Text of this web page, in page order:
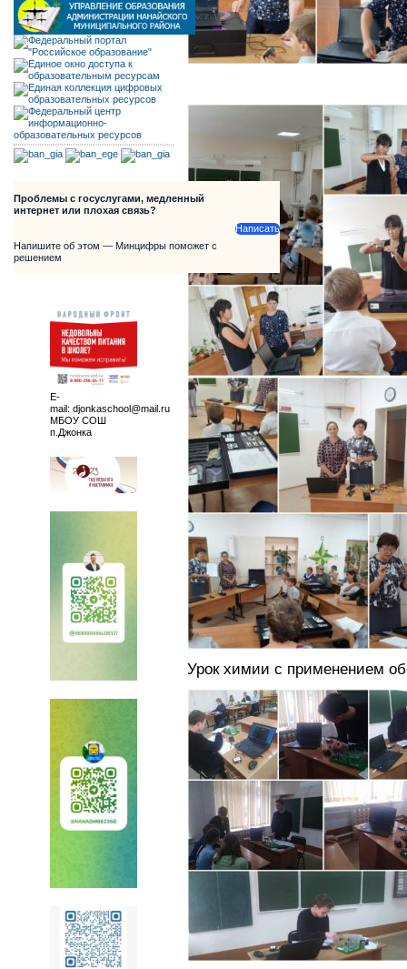
Урок химии с применением
Проблемы с госуслугами, медленный
интернет или плохая связь?
Напишите об этом — Минцифры поможет с
решением
Написать
E-
mail: djonkaschool@mail.ru
МБОУ СОШ
п.Джонка